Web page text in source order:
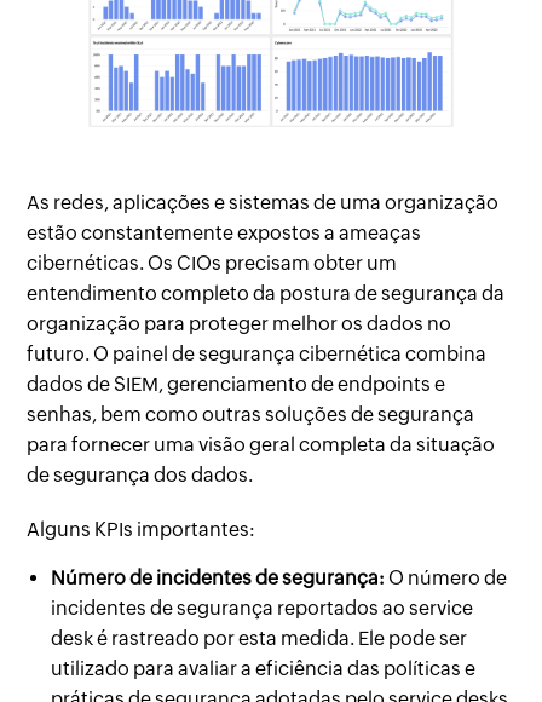
As redes, aplicações e sistemas de uma organização
estão constantemente expostos a ameaças
cibernéticas. Os CIOs precisam obter um
entendimento completo da postura de segurança da
organização para proteger melhor os dados no
futuro. O painel de segurança cibernética combina
dados de SIEM, gerenciamento de endpoints e
senhas, bem como outras soluções de segurança
para fornecer uma visão geral completa da situação
de segurança dos dados.
Alguns KPIs importantes:
Número de incidentes de segurança: O número de
incidentes de segurança reportados ao service
desk é rastreado por esta medida. Ele pode ser
utilizado para avaliar a eficiência das políticas e